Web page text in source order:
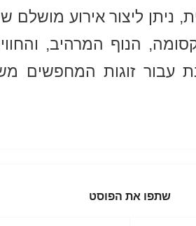
ניתן ליצור אירוע מושלם
הנוף המרהיב,
עבור זוגות המחפשים
שתפו את הפוסט